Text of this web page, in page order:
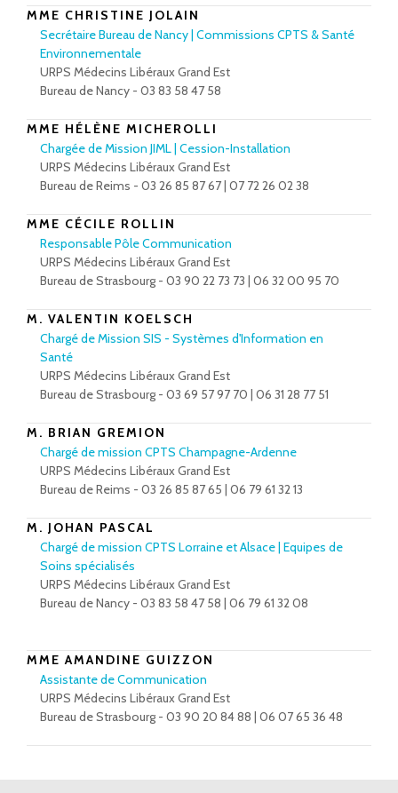
MME CHRISTINE JOLAIN
Secrétaire Bureau de Nancy | Commissions CPTS & Santé
Environnementale
URPS Médecins Libéraux Grand Est
Bureau de Nancy - 03 83 58 47 58
MME HÉLÈNE MICHEROLLI
Chargée de Mission JIML | Cession-Installation
URPS Médecins Libéraux Grand Est
Bureau de Reims - 03 26 85 87 67 | 07 72 26 02 38
MME CÉCILE ROLLIN
Responsable Pôle Communication
URPS Médecins Libéraux Grand Est
Bureau de Strasbourg - 03 90 22 73 73 | 06 32 00 95 70
M. VALENTIN KOELSCH
Chargé de Mission SIS - Systèmes d'Information en
Santé
URPS Médecins Libéraux Grand Est
Bureau de Strasbourg - 03 69 57 97 70 | 06 31 28 77 51
M. BRIAN GREMION
Chargé de mission CPTS Champagne-Ardenne
URPS Médecins Libéraux Grand Est
Bureau de Reims - 03 26 85 87 65 | 06 79 61 32 13
M. JOHAN PASCAL
Chargé de mission CPTS Lorraine et Alsace | Equipes de
Soins spécialisés
URPS Médecins Libéraux Grand Est
Bureau de Nancy - 03 83 58 47 58 | 06 79 61 32 08
MME AMANDINE GUIZZON
Assistante de Communication
URPS Médecins Libéraux Grand Est
Bureau de Strasbourg - 03 90 20 84 88 | 06 07 65 36 48